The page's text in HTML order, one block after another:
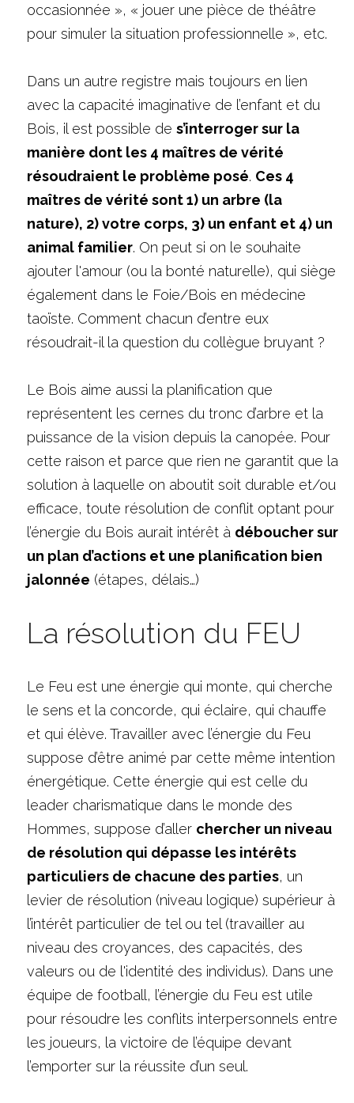
occasionnée », « jouer une pièce de théâtre
pour simuler la situation professionnelle », etc.
Dans un autre registre mais toujours en lien
avec la capacité imaginative de l’enfant et du
Bois, il est possible de s’interroger sur la
manière dont les 4 maîtres de vérité
résoudraient le problème posé. Ces 4
maîtres de vérité sont 1) un arbre (la
nature), 2) votre corps, 3) un enfant et 4) un
animal familier. On peut si on le souhaite
ajouter l'amour (ou la bonté naturelle), qui siège
également dans le Foie/Bois en médecine
taoïste. Comment chacun d’entre eux
résoudrait-il la question du collègue bruyant ?
Le Bois aime aussi la planification que
représentent les cernes du tronc d’arbre et la
puissance de la vision depuis la canopée. Pour
cette raison et parce que rien ne garantit que la
solution à laquelle on aboutit soit durable et/ou
efficace, toute résolution de conflit optant pour
l’énergie du Bois aurait intérêt à déboucher sur
un plan d’actions et une planification bien
jalonnée (étapes, délais…)
La résolution du FEU
Le Feu est une énergie qui monte, qui cherche
le sens et la concorde, qui éclaire, qui chauffe
et qui élève. Travailler avec l’énergie du Feu
suppose d’être animé par cette même intention
énergétique. Cette énergie qui est celle du
leader charismatique dans le monde des
Hommes, suppose d’aller chercher un niveau
de résolution qui dépasse les intérêts
particuliers de chacune des parties, un
levier de résolution (niveau logique) supérieur à
l’intérêt particulier de tel ou tel (travailler au
niveau des croyances, des capacités, des
valeurs ou de l'identité des individus). Dans une
équipe de football, l’énergie du Feu est utile
pour résoudre les conflits interpersonnels entre
les joueurs, la victoire de l’équipe devant
l’emporter sur la réussite d’un seul.